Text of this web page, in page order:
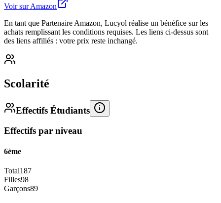
Voir sur Amazon
En tant que Partenaire Amazon, Lucyol réalise un bénéfice sur les
achats remplissant les conditions requises. Les liens ci-dessus sont
des liens affiliés : votre prix reste inchangé.
Scolarité
Effectifs Étudiants
Effectifs par niveau
6ème
Total187
Filles98
Garçons89